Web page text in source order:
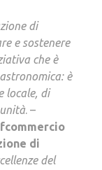
di
e sostenere
che è
è
locale, di
. –
di
del